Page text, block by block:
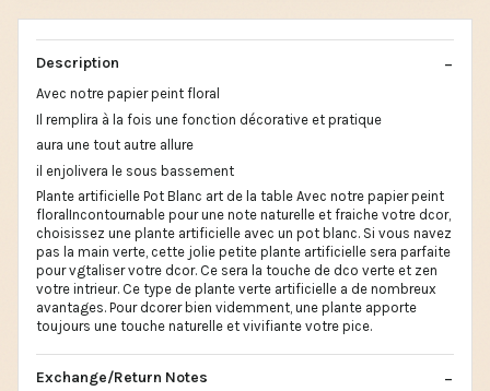
Description
Avec notre papier peint floral
Il remplira à la fois une fonction décorative et pratique
aura une tout autre allure
il enjolivera le sous bassement
Plante artificielle Pot Blanc art de la table Avec notre papier peint
floralIncontournable pour une note naturelle et fraiche votre dcor,
choisissez une plante artificielle avec un pot blanc. Si vous navez
pas la main verte, cette jolie petite plante artificielle sera parfaite
pour vgtaliser votre dcor. Ce sera la touche de dco verte et zen
votre intrieur. Ce type de plante verte artificielle a de nombreux
avantages. Pour dcorer bien videmment, une plante apporte
toujours une touche naturelle et vivifiante votre pice.
Exchange/Return Notes